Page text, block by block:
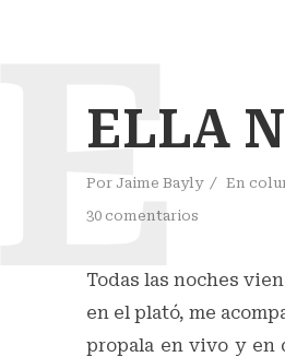
ELLA
Por Jaime Bayly En
30 comentarios
E
Todas las noches
en el plató, me
propala en vivo y en